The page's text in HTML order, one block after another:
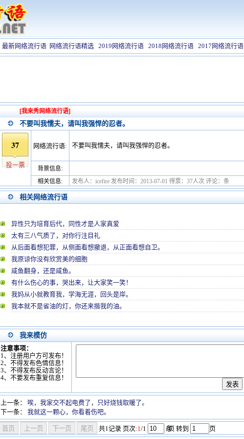
最新网络流行语 网络流行语精选 2019网络流行语 2018网络流行语 2017网络流行语
[我来秀网络流行语]
不要叫我懦夫，请叫我强悍的忍者。
37
投一票
网络流行语: 不要叫我懦夫，请叫我强悍的忍者。
背景信息:
相关信息:
发布人：icefire 发布时间：2013-07-01 得票：37人次 评论：条
相关网络流行语
异性只为培育后代，同性才是人家真爱
太有三八气质了，对你行注目礼
从后面看想犯罪，从侧面看想撤退，从正面看想自卫。
我原谅你没有欣赏美的细胞
咸鱼翻身，还是咸鱼。
有什么伤心的事，哭出来，让大家笑一笑！
我妈从小就教育我，学海无涯，回头是岸。
我本就不是省油的灯，你还来揩我的油。
我来模仿
注意事项：
1、注册用户方可发布！
2、不得发布色情信息！
3、不得发布反动言论！
4、不要发布重复信息！
上一条：
唉，我家交不起电费了，只好烧钱取暖了。
下一条：
我就这一颗心，你看着伤吧。
共1记录 页次:1/1 条
/页 转到 页